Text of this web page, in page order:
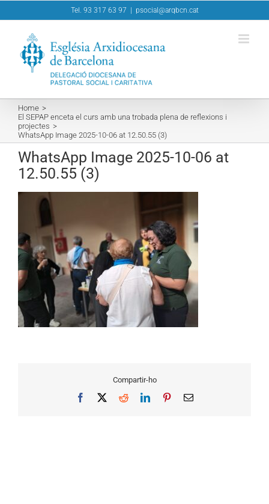
to
Tel. 93 317 63 97 psocial@arqbcn.cat
Home
El SEPAP enceta el curs amb una trobada plena de reflexions i
projectes
WhatsApp Image 2025-10-06 at 12.50.55 (3)
WhatsApp Image 2025-10-06 at
12.50.55 (3)
Compartir-ho
Facebook RedditLinkedInPinterestEmail